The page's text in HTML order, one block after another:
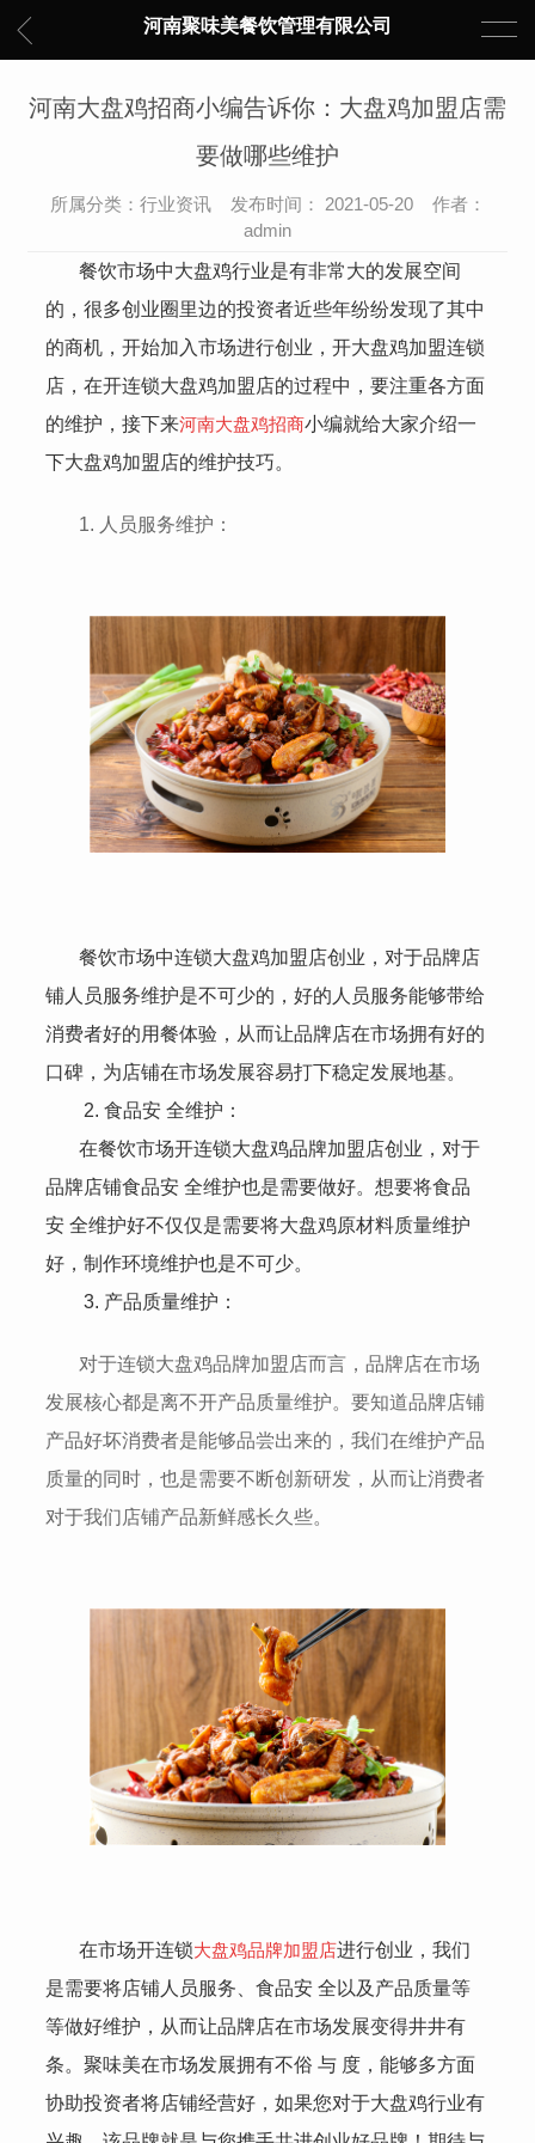
河南聚味美餐饮管理有限公司
河南大盘鸡招商小编告诉你：大盘鸡加盟店需
要做哪些维护
所属分类：行业资讯 发布时间： 2021-05-20 作者：
admin
餐饮市场中大盘鸡行业是有非常大的发展空间
的，很多创业圈里边的投资者近些年纷纷发现了其中
的商机，开始加入市场进行创业，开大盘鸡加盟连锁
店，在开连锁大盘鸡加盟店的过程中，要注重各方面
的维护，接下来河南大盘鸡招商小编就给大家介绍一
下大盘鸡加盟店的维护技巧。
1. 人员服务维护：
餐饮市场中连锁大盘鸡加盟店创业，对于品牌店
铺人员服务维护是不可少的，好的人员服务能够带给
消费者好的用餐体验，从而让品牌店在市场拥有好的
口碑，为店铺在市场发展容易打下稳定发展地基。
2. 食品安 全维护：
在餐饮市场开连锁大盘鸡品牌加盟店创业，对于
品牌店铺食品安 全维护也是需要做好。想要将食品
安 全维护好不仅仅是需要将大盘鸡原材料质量维护
好，制作环境维护也是不可少。
3. 产品质量维护：
对于连锁大盘鸡品牌加盟店而言，品牌店在市场
发展核心都是离不开产品质量维护。要知道品牌店铺
产品好坏消费者是能够品尝出来的，我们在维护产品
质量的同时，也是需要不断创新研发，从而让消费者
对于我们店铺产品新鲜感长久些。
在市场开连锁大盘鸡品牌加盟店进行创业，我们
是需要将店铺人员服务、食品安 全以及产品质量等
等做好维护，从而让品牌店在市场发展变得井井有
条。聚味美在市场发展拥有不俗 与 度，能够多方面
协助投资者将店铺经营好，如果您对于大盘鸡行业有